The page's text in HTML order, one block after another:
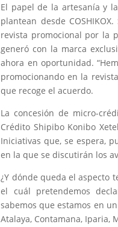
El papel de la artesanía y
plantean desde
revista promocional por la
generó con la marca
ahora en oportunidad.
promocionando en la
que recoge el acuerdo.
La concesión de micro-
Crédito Shipibo Konibo
Iniciativas que, se espera,
en la que se discutirán los
¿Y dónde queda el aspecto
el cuál pretendemos
sabemos que estamos en
Atalaya, Contamana, Iparia,